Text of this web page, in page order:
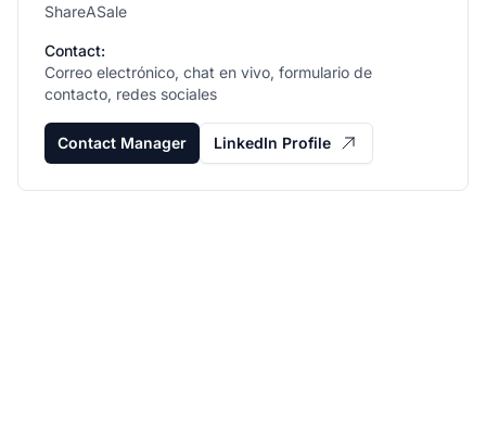
ShareASale
Contact:
Correo electrónico, chat en vivo, formulario de
contacto, redes sociales
Contact Manager LinkedIn Profile